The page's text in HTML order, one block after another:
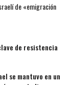
de «emigración
de resistencia
se mantuvo en un